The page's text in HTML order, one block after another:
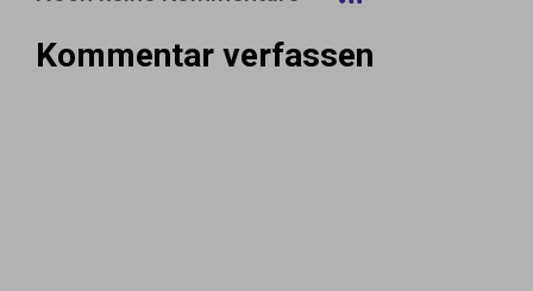
Kommentar verfassen